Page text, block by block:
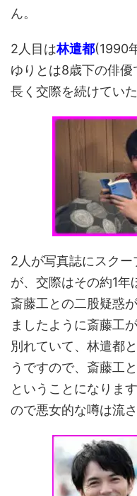
ん。
2人目は林遣都(1990
ゆりとは8歳下の俳優
長く交際を続けていた
2人が写真誌にスク
が、交際はその約1年
斎藤工との二股疑惑
ましたように斎藤工
別れていて、林遣都
うですので、斎藤工
ということになりま
ので悪女的な噂は流